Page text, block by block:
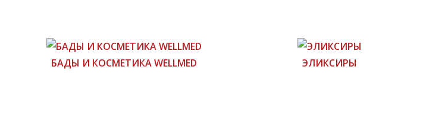
БАДЫ И КОСМЕТИКА WELLMED ЭЛИКСИРЫ